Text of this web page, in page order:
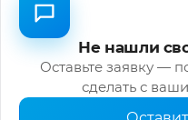
Не нашли
Оставьте заявку —
сделать с